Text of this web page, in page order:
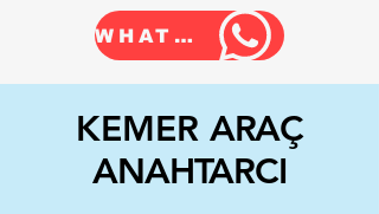
WHATSAPP
KEMER ARAÇ
ANAHTARCI